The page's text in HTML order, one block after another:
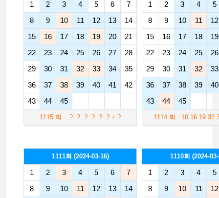
1 2 3 4 5 6 7
8 9 10 11 12 13 14
15 16 17 18 19 20 21
22 23 24 25 26 27 28
29 30 31 32 33 34 35
36 37 38 39 40 41 42
43 44 45
1115 회 : ? ? ? ? ? ? + ?
1 2 3 4 5
8 9 10 11 12
15 16 17 18 19
22 23 24 25 26
29 30 31 32 33
36 37 38 39 40
43 44 45
1114 회 : 10 16 19 32
1111회 (2024-03-16)
1 2 3 4 5 6 7
8 9 10 11 12 13 14
1110회 (2024-
1 2 3 4 5
8 9 10 11 12